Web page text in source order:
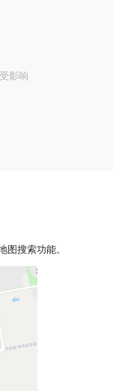
影响
图搜索功能。